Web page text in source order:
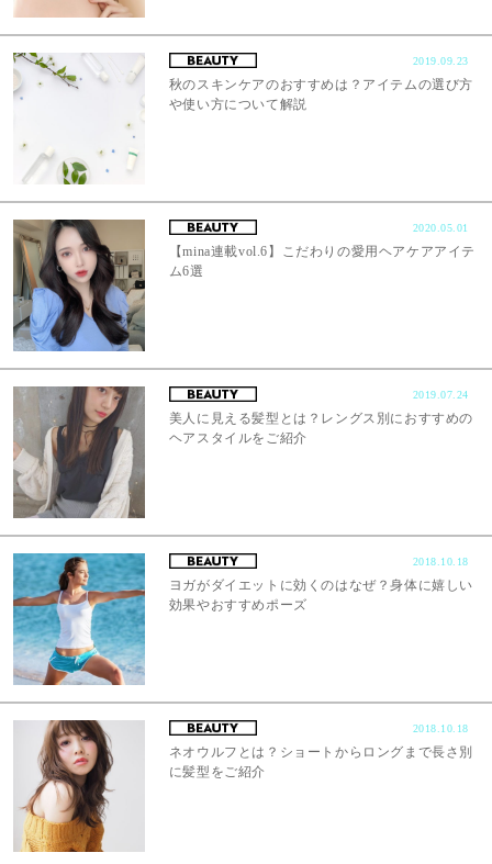
2019.09.23
秋のスキンケアのおすすめは？アイテムの選び方
や使い方について解説
2020.05.01
【mina連載vol.6】こだわりの愛用ヘアケアアイテ
ム6選
2019.07.24
美人に見える髪型とは？レングス別におすすめの
ヘアスタイルをご紹介
2018.10.18
ヨガがダイエットに効くのはなぜ？身体に嬉しい
効果やおすすめポーズ
2018.10.18
ネオウルフとは？ショートからロングまで長さ別
に髪型をご紹介